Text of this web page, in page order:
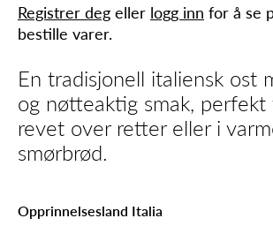
Registrer deg eller logg inn for å se
bestille varer.
En tradisjonell italiensk ost
og nøtteaktig smak,
revet over retter eller i
smørbrød.
Opprinnelsesland Italia